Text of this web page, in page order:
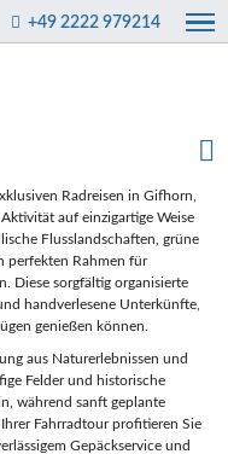
+49 2222 979214
Radreisen in Gifhorn,
auf einzigartige Weise
Flusslandschaften, grüne
perfekten Rahmen für
Diese sorgfältig organisierte
handverlesene Unterkünfte,
genießen können.
aus Naturerlebnissen und
Felder und historische
während sanft geplante
Fahrradtour profitieren Sie
Gepäckservice und